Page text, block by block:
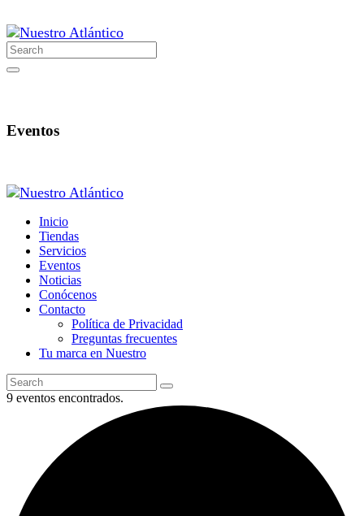
Eventos
Inicio
Tiendas
Servicios
Eventos
Noticias
Conócenos
Contacto
Política de Privacidad
Preguntas frecuentes
Tu marca en Nuestro
9 eventos encontrados.